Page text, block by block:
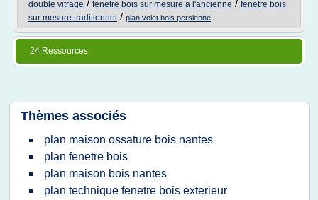
double vitrage / fenetre bois sur mesure a l'ancienne / fenetre bois
sur mesure traditionnel / plan volet bois persienne
24 Ressources
Thèmes associés
plan maison ossature bois nantes
plan fenetre bois
plan maison bois nantes
plan technique fenetre bois exterieur